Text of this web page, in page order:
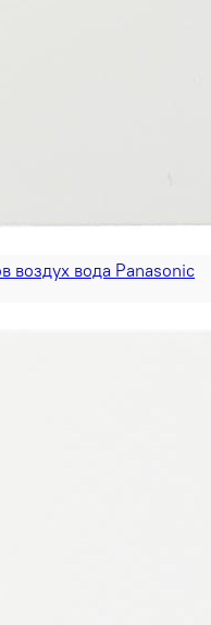
воздух вода Panasonic